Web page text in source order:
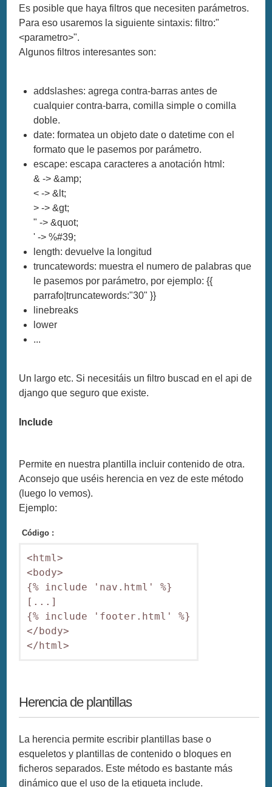
Es posible que haya filtros que necesiten parámetros.
Para eso usaremos la siguiente sintaxis: filtro:"
<parametro>".
Algunos filtros interesantes son:
addslashes: agrega contra-barras antes de
cualquier contra-barra, comilla simple o comilla
doble.
date: formatea un objeto date o datetime con el
formato que le pasemos por parámetro.
escape: escapa caracteres a anotación html:
& -> &amp;
< -> &lt;
> -> &gt;
" -> &quot;
' -> %#39;
length: devuelve la longitud
truncatewords: muestra el numero de palabras que
le pasemos por parámetro, por ejemplo: {{
parrafo|truncatewords:"30" }}
linebreaks
lower
...
Un largo etc. Si necesitáis un filtro buscad en el api de
django que seguro que existe.
Include
Permite en nuestra plantilla incluir contenido de otra.
Aconsejo que uséis herencia en vez de este método
(luego lo vemos).
Ejemplo:
Código :
<html>
<body>
{% include 'nav.html' %}
[...]
{% include 'footer.html' %}
</body>
</html>
Herencia de plantillas
La herencia permite escribir plantillas base o
esqueletos y plantillas de contenido o bloques en
ficheros separados. Este método es bastante más
dinámico que el uso de la etiqueta include.